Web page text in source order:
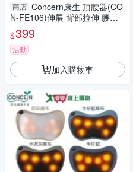
商店 Concern康生 頂腰器(CO
N-FE106)伸展 背部拉伸 腰部
按摩【愛買】
$399
活動
加入購物車